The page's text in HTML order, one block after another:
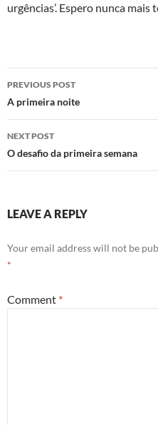
urgências’. Espero nunca mais
Post
navigation
PREVIOUS POST
A primeira noite
NEXT POST
O desafio da primeira semana
LEAVE A REPLY
Your email address will not be
*
Comment *